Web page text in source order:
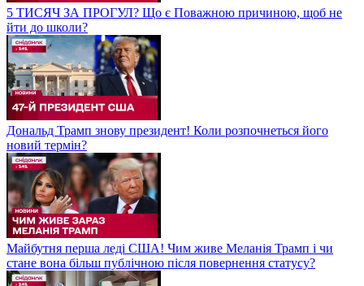
5 ТИСЯЧ ЗА ПРОГУЛ? Що є Поважною причиною, щоб не
йти до школи?
Дональд Трамп знову президент! Коли розпочнеться його
новий термін?
Майбутня перша леді США! Чим живе Меланія Трамп і чи
стане вона більш публічною після повернення статусу?